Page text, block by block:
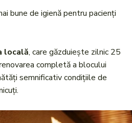
bune de igienă pentru pacienți
locală, care găzduiește zilnic 25
completă a blocului
semnificativ condițiile de